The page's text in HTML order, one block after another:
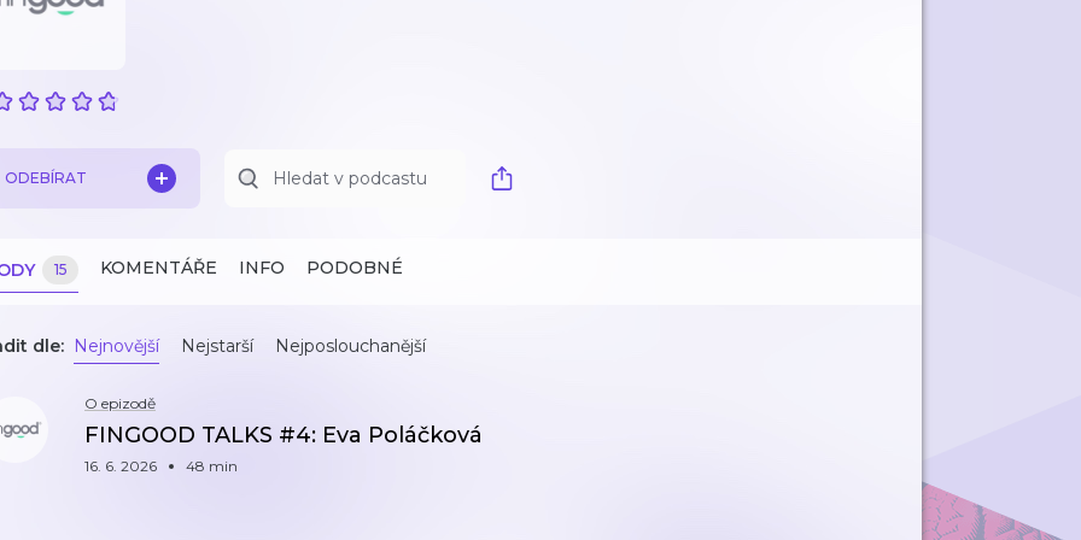
ODEBÍRAT
15 KOMENTÁŘE INFO PODOBNÉ
dle: Nejnovější Nejstarší Nejposlouchanější
O epizodě
FINGOOD TALKS #4: Eva Poláčková
16. 6. 2026 48 min